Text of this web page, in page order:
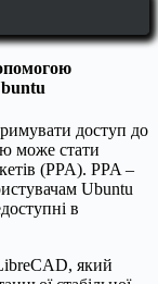
доступ до
може стати
(PPA). PPA –
Ubuntu
в
який